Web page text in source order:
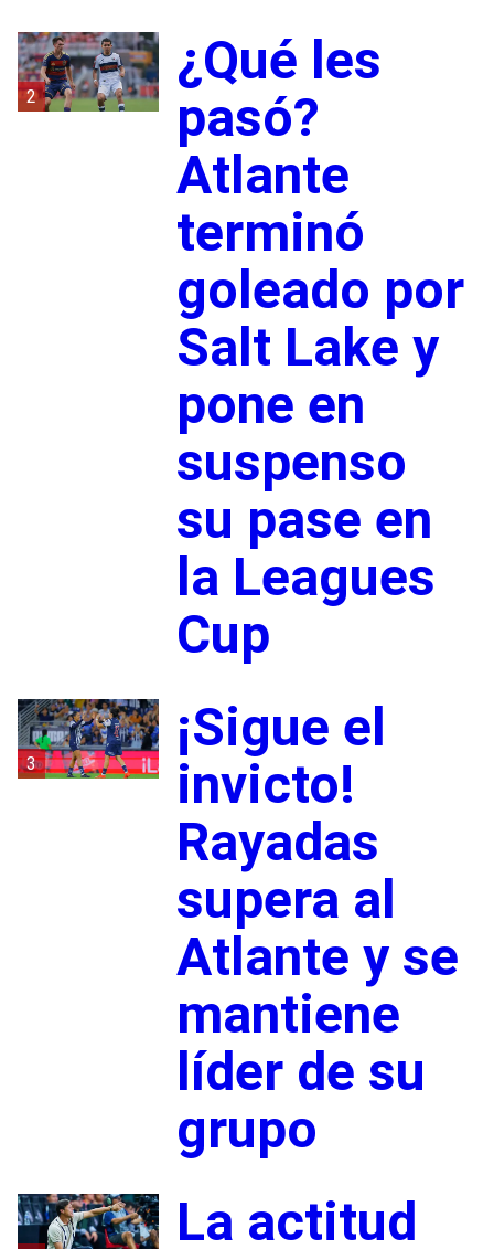
2
¿Qué les
pasó?
Atlante
terminó
goleado por
Salt Lake y
pone en
suspenso
su pase en
la Leagues
Cup
3
¡Sigue el
invicto!
Rayadas
supera al
Atlante y se
mantiene
líder de su
grupo
La actitud